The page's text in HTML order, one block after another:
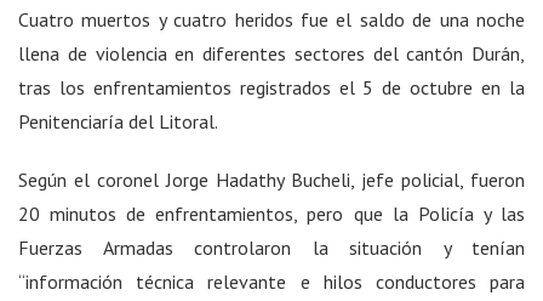
Cuatro muertos y cuatro heridos fue el saldo de una noche
llena de violencia en diferentes sectores del cantón Durán,
tras los enfrentamientos registrados el 5 de octubre en la
Penitenciaría del Litoral.
Según el coronel Jorge Hadathy Bucheli, jefe policial, fueron
20 minutos de enfrentamientos, pero que la Policía y las
Fuerzas Armadas controlaron la situación y tenían
“información técnica relevante e hilos conductores para